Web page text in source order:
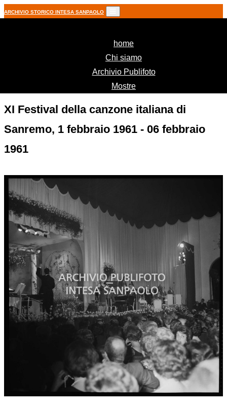
ARCHIVIO STORICO INTESA SANPAOLO
home(current)
Chi siamo
Archivio Publifoto
Mostre
XI Festival della canzone italiana di
Sanremo, 1 febbraio 1961 - 06 febbraio
1961